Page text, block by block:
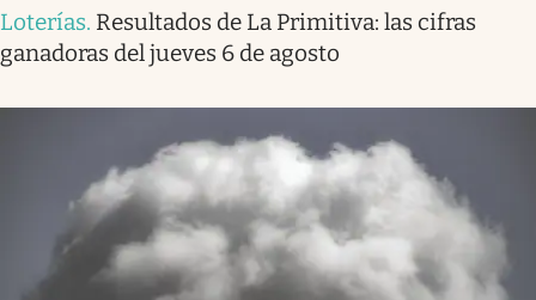
Loterías. Resultados de La Primitiva: las cifras
ganadoras del jueves 6 de agosto